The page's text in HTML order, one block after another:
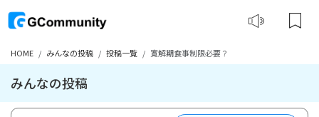
HOME みんなの投稿 投稿一覧 寛解期食事制限必要？
みんなの投稿